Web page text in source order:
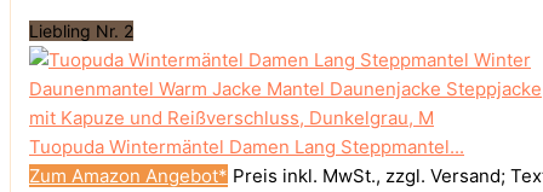
Liebling Nr. 2
Tuopuda Wintermäntel Damen Lang Steppmantel...
Zum Amazon Angebot* Preis inkl. MwSt., zzgl. Versand;